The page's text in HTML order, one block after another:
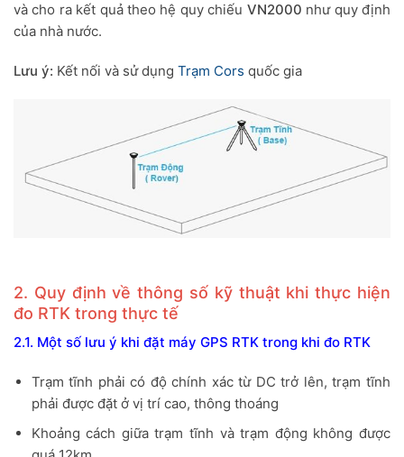
và cho ra kết quả theo hệ quy chiếu VN2000 như quy định
của nhà nước.
Lưu ý: Kết nối và sử dụng Trạm Cors quốc gia
2. Quy định về thông số kỹ thuật khi thực hiện
đo RTK trong thực tế
2.1. Một số lưu ý khi đặt máy GPS RTK trong khi đo RTK
Trạm tĩnh phải có độ chính xác từ DC trở lên, trạm tĩnh
phải được đặt ở vị trí cao, thông thoáng
Khoảng cách giữa trạm tĩnh và trạm động không được